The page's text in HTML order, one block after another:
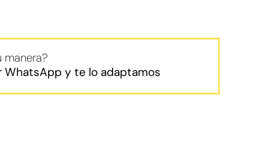
manera?
WhatsApp y te lo adaptamos